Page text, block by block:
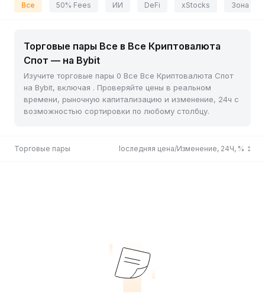
Все 50% Fees ИИ DeFi xStocks Зона
Торговые пары Все в Все Криптовалюта
Спот — на Bybit
Изучите торговые пары 0 Все Все Криптовалюта Спот
на Bybit, включая . Проверяйте цены в реальном
времени, рыночную капитализацию и изменение, 24ч с
возможностью сортировки по любому столбцу.
Торговые пары Последняя цена/Изменение, 24Ч, %